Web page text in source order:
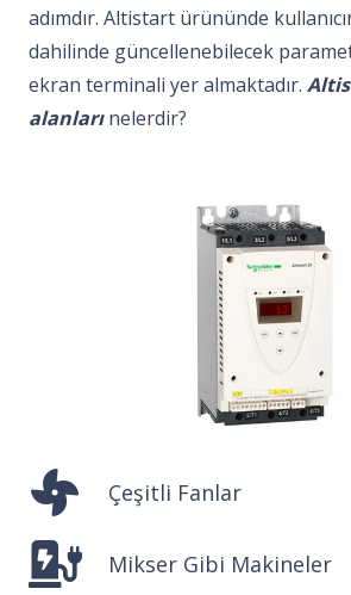
adımdır. Altistart ürününde
dahilinde güncellenebilecek
ekran terminali yer almaktadır.
alanlarınelerdir?
Çeşitli Fanlar
Mikser Gibi Makineler